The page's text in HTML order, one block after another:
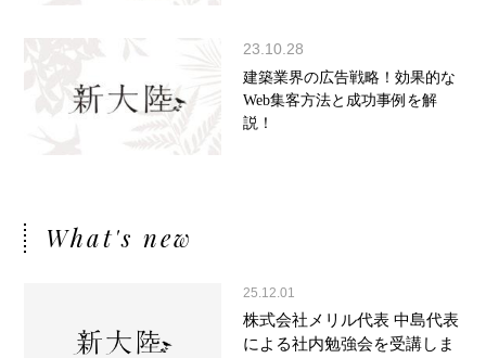
23.10.28
建築業界の広告戦略！効果的な
Web集客方法と成功事例を解
説！
What's new
25.12.01
株式会社メリル代表 中島代表
による社内勉強会を受講しま